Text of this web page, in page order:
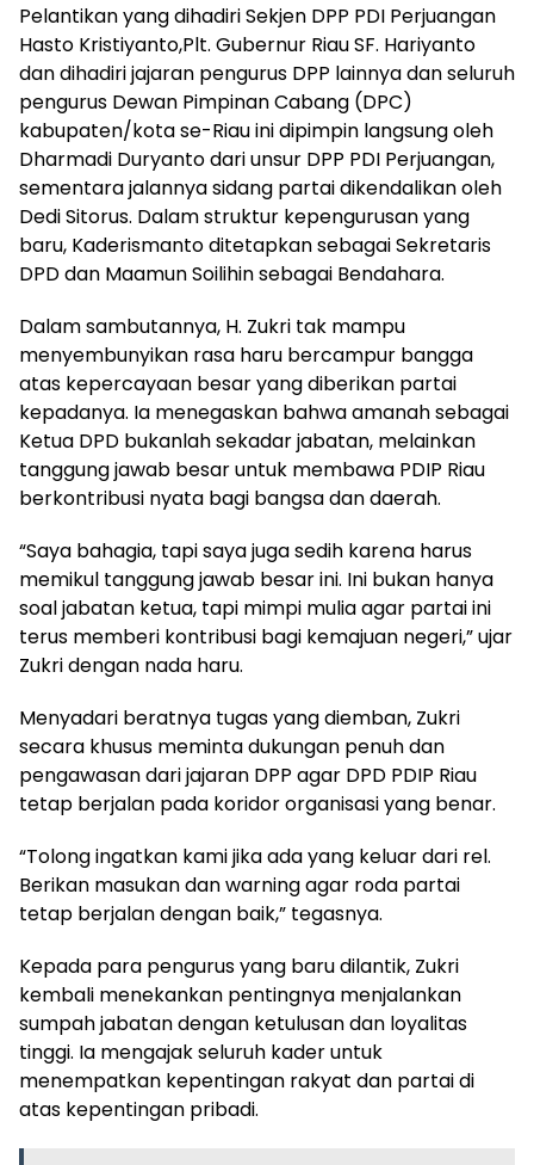
​Pelantikan yang dihadiri Sekjen DPP PDI Perjuangan
Hasto Kristiyanto,Plt. Gubernur Riau SF. Hariyanto
dan dihadiri jajaran pengurus DPP lainnya dan seluruh
pengurus Dewan Pimpinan Cabang (DPC)
kabupaten/kota se-Riau ini dipimpin langsung oleh
Dharmadi Duryanto dari unsur DPP PDI Perjuangan,
sementara jalannya sidang partai dikendalikan oleh
Dedi Sitorus. Dalam struktur kepengurusan yang
baru, Kaderismanto ditetapkan sebagai Sekretaris
DPD dan Maamun Soilihin sebagai Bendahara.
​Dalam sambutannya, H. Zukri tak mampu
menyembunyikan rasa haru bercampur bangga
atas kepercayaan besar yang diberikan partai
kepadanya. Ia menegaskan bahwa amanah sebagai
Ketua DPD bukanlah sekadar jabatan, melainkan
tanggung jawab besar untuk membawa PDIP Riau
berkontribusi nyata bagi bangsa dan daerah.
​“Saya bahagia, tapi saya juga sedih karena harus
memikul tanggung jawab besar ini. Ini bukan hanya
soal jabatan ketua, tapi mimpi mulia agar partai ini
terus memberi kontribusi bagi kemajuan negeri,” ujar
Zukri dengan nada haru.
​Menyadari beratnya tugas yang diemban, Zukri
secara khusus meminta dukungan penuh dan
pengawasan dari jajaran DPP agar DPD PDIP Riau
tetap berjalan pada koridor organisasi yang benar.
​“Tolong ingatkan kami jika ada yang keluar dari rel.
Berikan masukan dan warning agar roda partai
tetap berjalan dengan baik,” tegasnya.
​Kepada para pengurus yang baru dilantik, Zukri
kembali menekankan pentingnya menjalankan
sumpah jabatan dengan ketulusan dan loyalitas
tinggi. Ia mengajak seluruh kader untuk
menempatkan kepentingan rakyat dan partai di
atas kepentingan pribadi.